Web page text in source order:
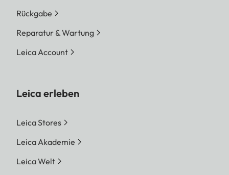
Rückgabe
Reparatur & Wartung
Leica Account
Leica erleben
Leica Stores
Leica Akademie
Leica Welt